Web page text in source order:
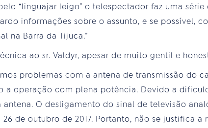
“linguajar leigo” o telespectador faz uma
informações sobre o assunto, e se possível,
na Barra da Tijuca.”
ao sr. Valdyr, apesar de muito gentil e
problemas com a antena de transmissão do
a operação com plena potência. Devido a
antena. O desligamento do sinal de televisão
de outubro de 2017. Portanto, não se justifica